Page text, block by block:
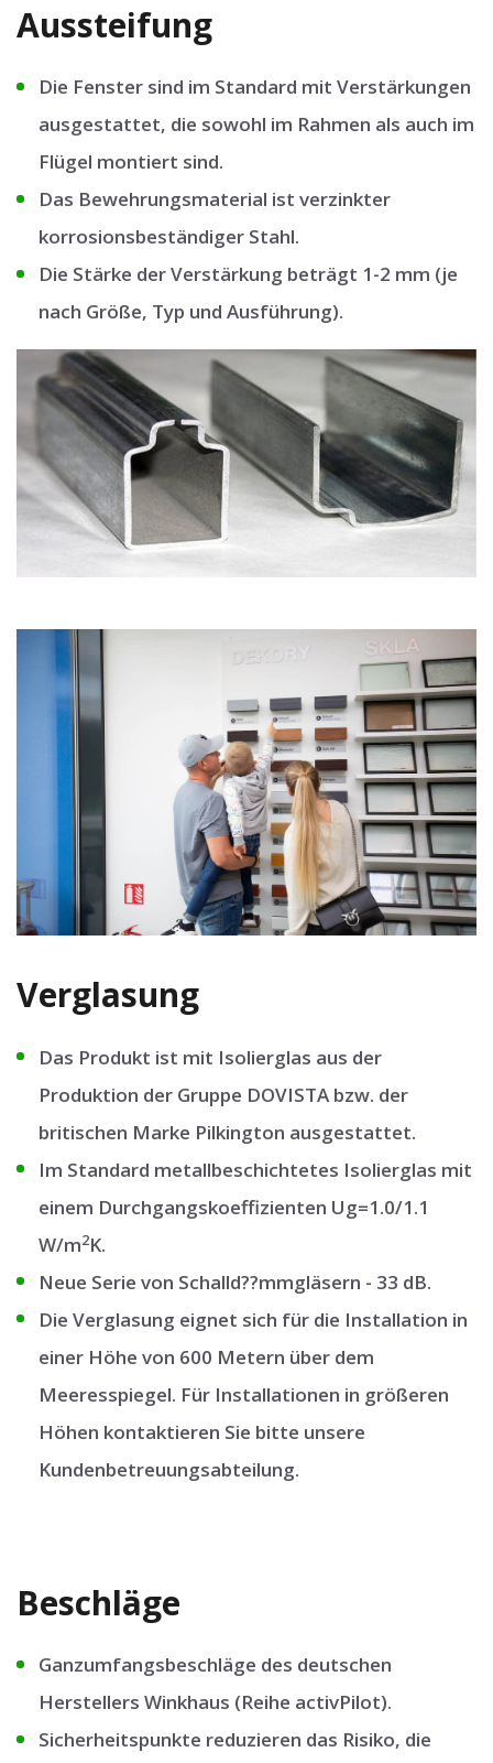
Aussteifung
Die Fenster sind im Standard mit Verstärkungen
ausgestattet, die sowohl im Rahmen als auch im
Flügel montiert sind.
Das Bewehrungsmaterial ist verzinkter
korrosionsbeständiger Stahl.
Die Stärke der Verstärkung beträgt 1-2 mm (je
nach Größe, Typ und Ausführung).
Verglasung
Das Produkt ist mit Isolierglas aus der
Produktion der Gruppe DOVISTA bzw. der
britischen Marke Pilkington ausgestattet.
Im Standard metallbeschichtetes Isolierglas mit
einem Durchgangskoeffizienten Ug=1.0/1.1
W/m2K.
Neue Serie von Schalld??mmgläsern - 33 dB.
Die Verglasung eignet sich für die Installation in
einer Höhe von 600 Metern über dem
Meeresspiegel. Für Installationen in größeren
Höhen kontaktieren Sie bitte unsere
Kundenbetreuungsabteilung.
Beschläge
Ganzumfangsbeschläge des deutschen
Herstellers Winkhaus (Reihe activPilot).
Sicherheitspunkte reduzieren das Risiko, die